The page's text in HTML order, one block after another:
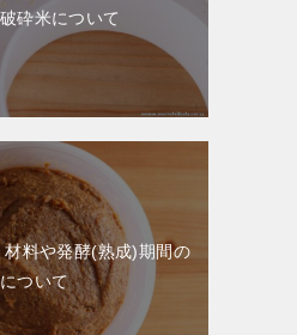
砕米について
料や発酵(熟成)期間の
ついて